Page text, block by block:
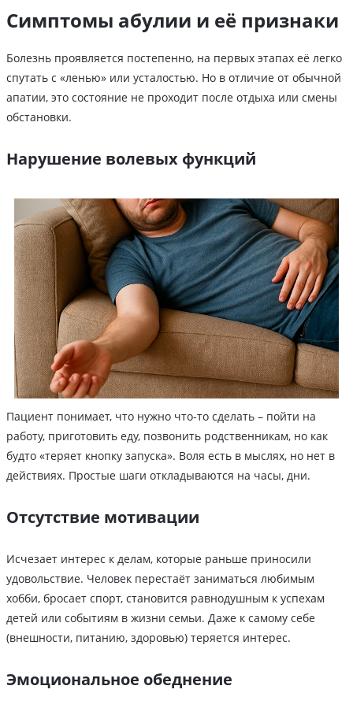
Симптомы абулии и её признаки
Болезнь проявляется постепенно, на первых этапах её легко
спутать с «ленью» или усталостью. Но в отличие от обычной
апатии, это состояние не проходит после отдыха или смены
обстановки.
Нарушение волевых функций
Пациент понимает, что нужно что-то сделать – пойти на
работу, приготовить еду, позвонить родственникам, но как
будто «теряет кнопку запуска». Воля есть в мыслях, но нет в
действиях. Простые шаги откладываются на часы, дни.
Отсутствие мотивации
Исчезает интерес к делам, которые раньше приносили
удовольствие. Человек перестаёт заниматься любимым
хобби, бросает спорт, становится равнодушным к успехам
детей или событиям в жизни семьи. Даже к самому себе
(внешности, питанию, здоровью) теряется интерес.
Эмоциональное обеднение